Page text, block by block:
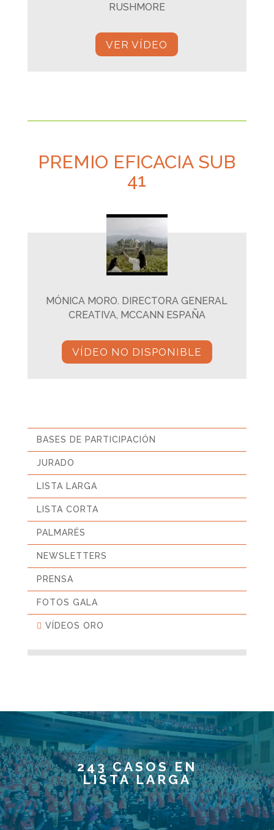
RUSHMORE
VER VÍDEO
PREMIO EFICACIA SUB
41
MÓNICA MORO. DIRECTORA GENERAL
CREATIVA, MCCANN ESPAÑA
VÍDEO NO DISPONIBLE
BASES DE PARTICIPACIÓN
JURADO
LISTA LARGA
LISTA CORTA
PALMARÉS
NEWSLETTERS
PRENSA
FOTOS GALA
VÍDEOS ORO
243 CASOS EN
LISTA LARGA